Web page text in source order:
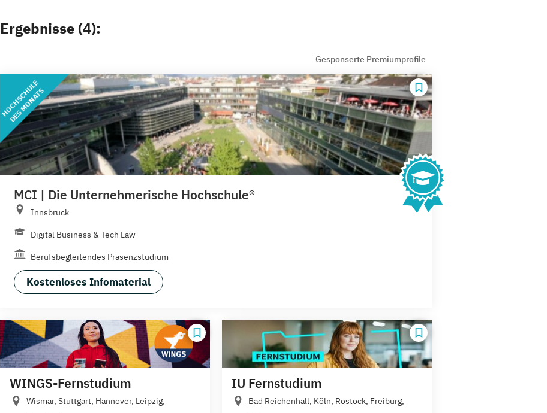
Ergebnisse (4):
Gesponserte Premiumprofile
HOCHSCHULE
DES MONATS
MCI | Die Unternehmerische Hochschule®
Innsbruck
Digital Business & Tech Law
Berufsbegleitendes Präsenzstudium
Kostenloses Infomaterial
WINGS-Fernstudium
Wismar, Stuttgart, Hannover, Leipzig,
IU Fernstudium
Bad Reichenhall, Köln, Rostock, Freiburg,